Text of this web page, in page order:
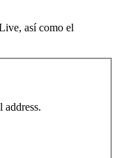
así como el
address.